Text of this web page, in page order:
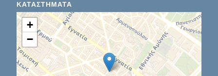
ΚΑΤΑΣΤΉΜΑΤΑ
+
−